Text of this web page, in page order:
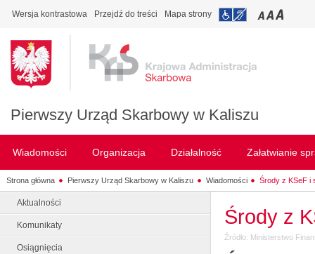
Wersja kontrastowa Przejdź do treści Mapa strony
Pierwszy Urząd Skarbowy w Kaliszu
Wiadomości Organizacja Działalność Załatwianie
Strona główna Pierwszy Urząd Skarbowy w Kaliszu Wiadomości Środy z KSeF i
Aktualności
Komunikaty
Osiągnięcia
Środy z
Źródło: Ministerstwo